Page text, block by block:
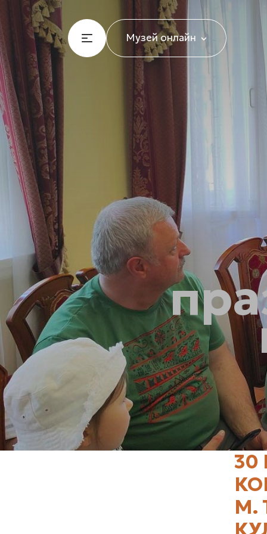
Музей онлайн
М.